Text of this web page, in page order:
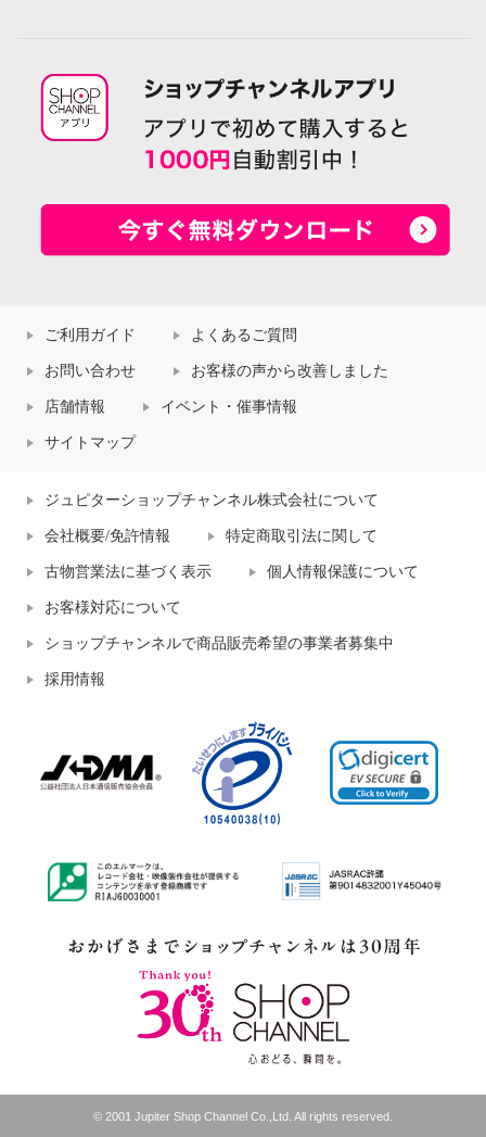
ご利用ガイド よくあるご質問
お問い合わせ お客様の声から改善しました
店舗情報 イベント・催事情報
サイトマップ
ジュピターショップチャンネル株式会社について
会社概要/免許情報 特定商取引法に関して
古物営業法に基づく表示 個人情報保護について
お客様対応について
ショップチャンネルで商品販売希望の事業者募集中
採用情報
© 2001 Jupiter Shop Channel Co.,Ltd. All rights reserved.